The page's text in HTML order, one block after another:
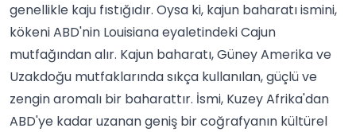
genellikle kaju fıstığıdır. Oysa ki, kajun baharatı ismini,
kökeni ABD'nin Louisiana eyaletindeki Cajun
mutfağından alır. Kajun baharatı, Güney Amerika ve
Uzakdoğu mutfaklarında sıkça kullanılan, güçlü ve
zengin aromalı bir baharattır. İsmi, Kuzey Afrika'dan
ABD'ye kadar uzanan geniş bir coğrafyanın kültürel